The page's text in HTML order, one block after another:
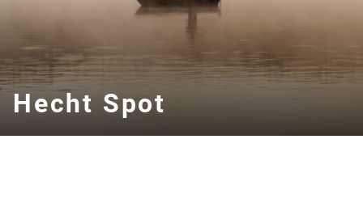
Hecht Spot